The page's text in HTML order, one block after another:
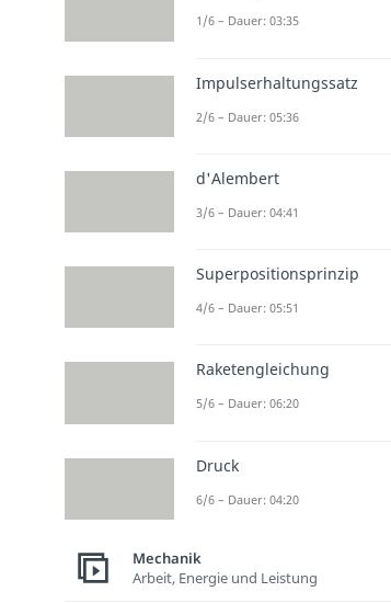
1/6 – Dauer: 03:35
Impulserhaltungssatz
2/6 – Dauer: 05:36
d'Alembert
3/6 – Dauer: 04:41
Superpositionsprinzip
4/6 – Dauer: 05:51
Raketengleichung
5/6 – Dauer: 06:20
Druck
6/6 – Dauer: 04:20
Mechanik
Arbeit, Energie und Leistung